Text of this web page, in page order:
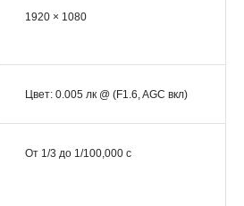
1920 × 1080
Цвет: 0.005 лк @ (F1.6, AGC вкл)
От 1/3 до 1/100,000 с